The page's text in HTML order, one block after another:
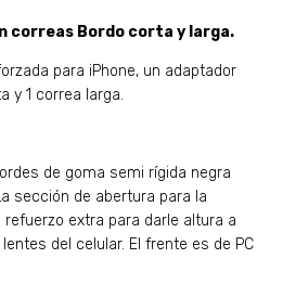
correas Bordo corta y larga.
para iPhone, un adaptador
y 1 correa larga.
de goma semi rígida negra
sección de abertura para la
extra para darle altura a
del celular. El frente es de PC